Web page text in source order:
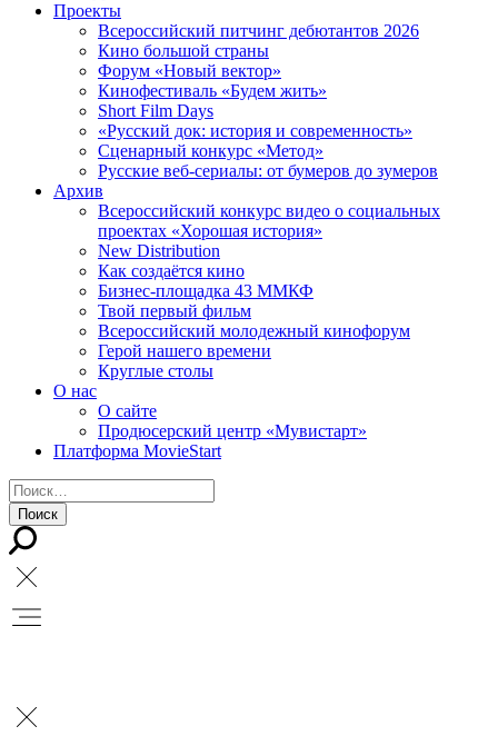
Проекты
Всероссийский питчинг дебютантов 2026
Кино большой страны
Форум «Новый вектор»
Кинофестиваль «Будем жить»
Short Film Days
«Русский док: история и современность»
Сценарный конкурс «Метод»
Русские веб-сериалы: от бумеров до зумеров
Архив
Всероссийский конкурс видео о социальных
проектах «Хорошая история»
New Distribution
Как создаётся кино
Бизнес-площадка 43 ММКФ
Твой первый фильм
Всероссийский молодежный кинофорум
Герой нашего времени
Круглые столы
О нас
О сайте
Продюсерский центр «Мувистарт»
Платформа MovieStart